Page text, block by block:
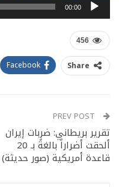
00:00
456
Share
Facebook
تقرير بريطاني: ضربات إيران
ألحقت أضراراً بالغةً بـ 20
قاعدة أمريكية (صور حديثة)